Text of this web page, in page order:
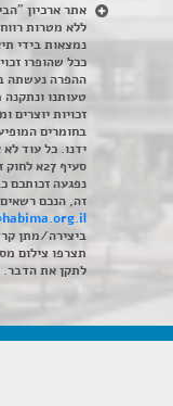
אתר ארכיון
ללא מטרות
נמצאות בידי
ככל שהופרו
ההפרה נעשתה
טעותנו
זכויות יוצרים
בחומרים
ידנו. כל עוד
נפגעה זכותכם
זה, הנכם
ביצירה/מתן
תצרפו צילום
לתקן את הדבר.